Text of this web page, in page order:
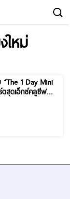
ใหม่
1 Day Mini
ตสุดเอ็กซ์คลูซีฟ